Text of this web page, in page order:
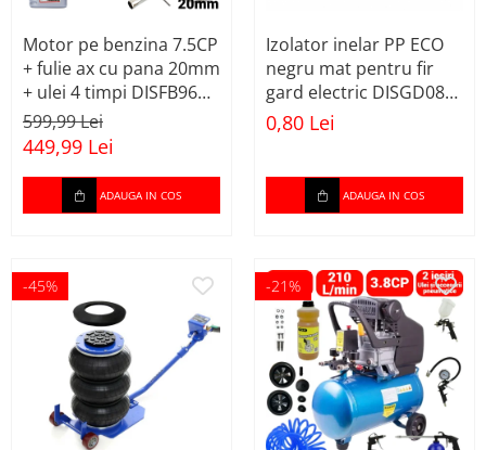
Aparate de rindeluit
Aparate de slefuit
Aparate de tuns
Aparate de vopsit
Aparate pe acumulator /
Baterii incarcatoare
Betoniera
Cantar electronic
Ciocane rotopercutoare
Compresoare
Motor pe benzina 7.5CP
+ fulie ax cu pana 20mm
+ ulei 4 timpi DISFB96
(BK19816+F+U)
599,99 Lei
449,99 Lei
ADAUGA IN COS
Izolator inelar PP ECO
negru mat pentru fir
gard electric DISGD08
(BK87541)
0,80 Lei
ADAUGA IN COS
-45% -21%